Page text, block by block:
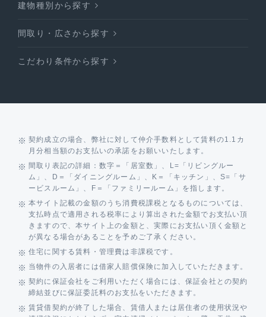
建物種別から探す
間取り・広さから探す
こだわり条件から探す
契約成立の場合、弊社に対して仲介手数料として賃料の1.1カ
月分相当額のお支払いの承諾をお願いいたします。
間取り表記の詳細：数字＝「居室数」、L=「リビングルー
ム」、D＝「ダイニングルーム」、K＝「キッチン」、S=「サ
ービスルーム」、F＝「ファミリールーム」を指します。
本サイト記載の金額のうち消費税課税となるものについては、
支払時点で適用される税率により算出された金額でお支払い頂
きますので、本サイト上の金額と、実際にお支払い頂く金額と
が異なる場合があることを予めご了承ください。
住宅に関する賃料・管理費は非課税です。
当物件の入居者には借家人賠償保険に加入していただきます。
契約に保証会社をご利用いただく場合には、保証会社との契約
締結並びに保証委託料のお支払をいただきます。
賃貸借契約が終了した場合、賃借人または居住者の使用状況や